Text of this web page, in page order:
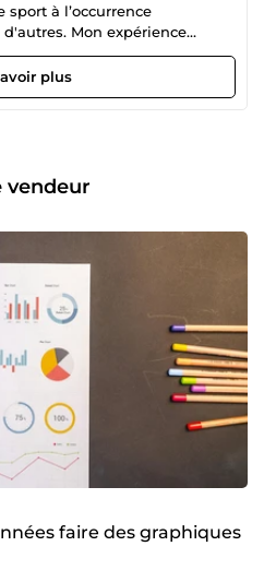
à l’occurrence
Mon expérience
me permet de mettre
au service des nécessiteux;
pour moi être sur 5euros c'est
plus
vendeur
faire des graphiques